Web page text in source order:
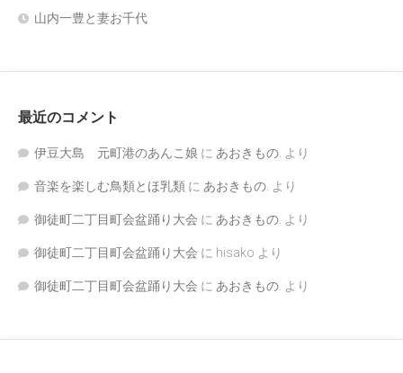
山内一豊と妻お千代
最近のコメント
伊豆大島 元町港のあんこ娘 に あおきもの. より
音楽を楽しむ鳥類とほ乳類 に あおきもの. より
御徒町二丁目町会盆踊り大会 に あおきもの. より
御徒町二丁目町会盆踊り大会 に hisako より
御徒町二丁目町会盆踊り大会 に あおきもの. より